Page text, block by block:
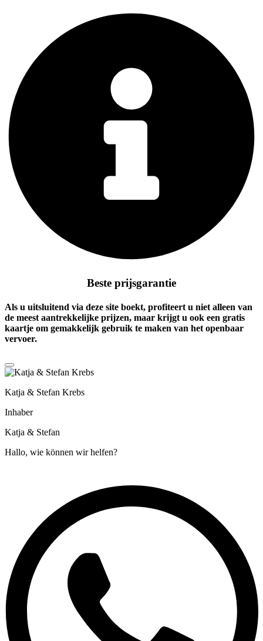
Beste prijsgarantie
Als u uitsluitend via deze site boekt, profiteert u niet alleen van
de meest aantrekkelijke prijzen, maar krijgt u ook een gratis
kaartje om gemakkelijk gebruik te maken van het openbaar
vervoer.
Katja & Stefan Krebs
Inhaber
Katja & Stefan
Hallo, wie können wir helfen?